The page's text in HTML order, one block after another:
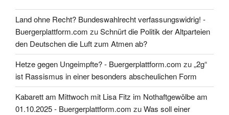
Land ohne Recht? Bundeswahlrecht verfassungswidrig! -
Buergerplattform.com zuSchnürt die Politik der Altparteien
den Deutschen die Luft zum Atmen ab?
Hetze gegen Ungeimpfte? - Buergerplattform.com zu„2g“
ist Rassismus in einer besonders abscheulichen Form
Kabarett am Mittwoch mit Lisa Fitz im Nothaftgewölbe am
01.10.2025 - Buergerplattform.com zuWas soll einer